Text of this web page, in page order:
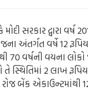
સરકાર દ્વારા વર્ષ
અંતર્ગત વર્ષે 12
70 વર્ષની વયના
સ્થિતિમાં 2 લાખ
બેંક એકાઉન્ટમાંથી 12